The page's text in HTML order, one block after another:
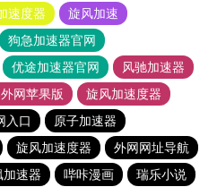
速度器
旋风加速
狗急加速器官网
优途加速器官网
风驰加速器
网苹果版
旋风加速度器
入口
原子加速器
旋风加速度器
外网网址导航
加速器 哔咔漫画 瑞乐小说